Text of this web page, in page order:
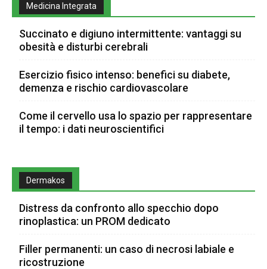
Medicina Integrata
Succinato e digiuno intermittente: vantaggi su
obesità e disturbi cerebrali
Esercizio fisico intenso: benefici su diabete,
demenza e rischio cardiovascolare
Come il cervello usa lo spazio per rappresentare
il tempo: i dati neuroscientifici
Dermakos
Distress da confronto allo specchio dopo
rinoplastica: un PROM dedicato
Filler permanenti: un caso di necrosi labiale e
ricostruzione